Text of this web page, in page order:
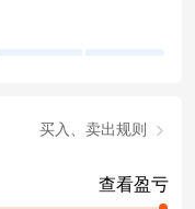
买入、卖出规则
查看盈亏